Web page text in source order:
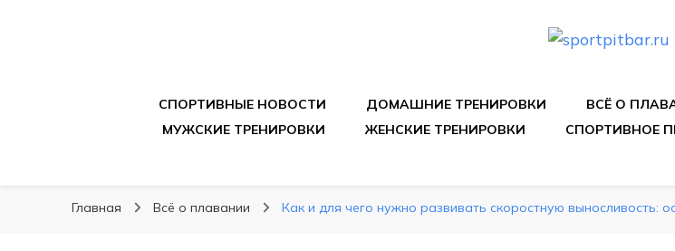
СПОРТИВНЫЕ НОВОСТИ ДОМАШНИЕ ТРЕНИРОВКИ ВСЁ О
МУЖСКИЕ ТРЕНИРОВКИ
ЖЕНСКИЕ ТРЕНИРОВКИ СПОРТИВНОЕ
Главная Всё о плавании Как и для чего нужно развивать скоростную выносливость: